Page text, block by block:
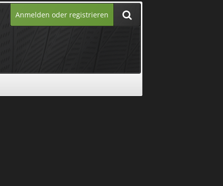
Anmelden oder registrieren